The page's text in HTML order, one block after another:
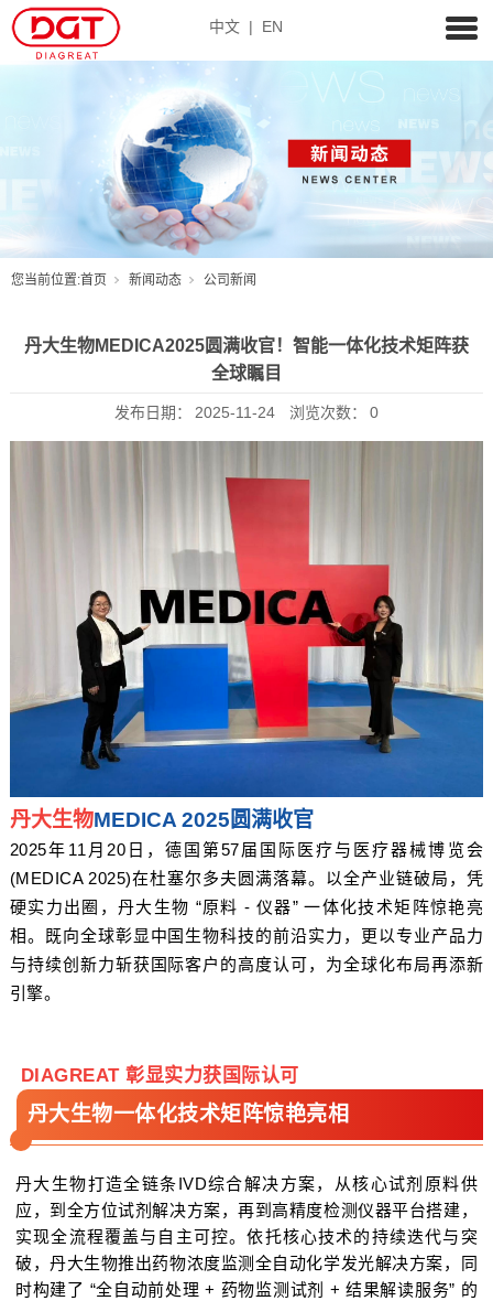
中文 | EN
您当前位置:首页 新闻动态 公司新闻
丹大生物MEDICA2025圆满收官！智能一体化技术矩阵获
全球瞩目
发布日期： 2025-11-24 浏览次数： 0
丹大生物MEDICA 2025圆满收官
2025年11月20日，德国第57届国际医疗与医疗器械博览会
(MEDICA 2025)在杜塞尔多夫圆满落幕。以全产业链破局，凭
硬实力出圈，丹大生物 “原料 - 仪器” 一体化技术矩阵惊艳亮
相。
既向全球彰显中国生物科技的前沿实力 ，更以专业产品力
与持续创新力斩获国际客户的高度认可，为全球化布局再添新
引擎。
DIAGREAT 彰显实力获国际认可
丹大生物一体化技术矩阵惊艳亮相
丹大生物打造全链条IVD综合解决方案，从核心试剂原料供
应，到全方位试剂解决方案，再到高精度检测仪器平台搭建，
实现全流程覆盖与自主可控。依托核心技术的持续迭代与突
破，丹大生物推出药物浓度监测全自动化学发光解决方案，同
时构建了 “全自动前处理 + 药物监测试剂 + 结果解读服务” 的